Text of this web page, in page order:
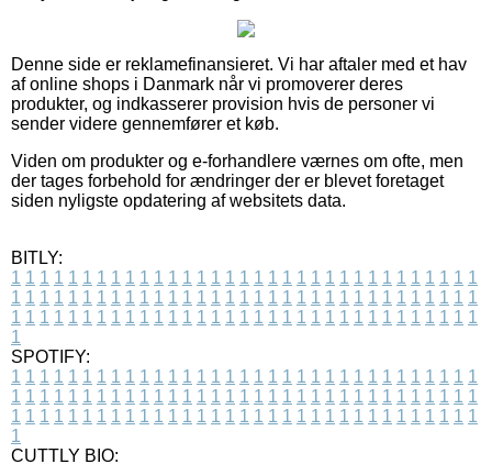
Denne side er reklamefinansieret. Vi har aftaler med et hav
af online shops i Danmark når vi promoverer deres
produkter, og indkasserer provision hvis de personer vi
sender videre gennemfører et køb.
Viden om produkter og e-forhandlere værnes om ofte, men
der tages forbehold for ændringer der er blevet foretaget
siden nyligste opdatering af websitets data.
BITLY:
1 1 1 1 1 1 1 1 1 1 1 1 1 1 1 1 1 1 1 1 1 1 1 1 1 1 1 1 1 1 1 1 1
1 1 1 1 1 1 1 1 1 1 1 1 1 1 1 1 1 1 1 1 1 1 1 1 1 1 1 1 1 1 1 1 1
1 1 1 1 1 1 1 1 1 1 1 1 1 1 1 1 1 1 1 1 1 1 1 1 1 1 1 1 1 1 1 1 1
1
SPOTIFY:
1 1 1 1 1 1 1 1 1 1 1 1 1 1 1 1 1 1 1 1 1 1 1 1 1 1 1 1 1 1 1 1 1
1 1 1 1 1 1 1 1 1 1 1 1 1 1 1 1 1 1 1 1 1 1 1 1 1 1 1 1 1 1 1 1 1
1 1 1 1 1 1 1 1 1 1 1 1 1 1 1 1 1 1 1 1 1 1 1 1 1 1 1 1 1 1 1 1 1
1
CUTTLY BIO: